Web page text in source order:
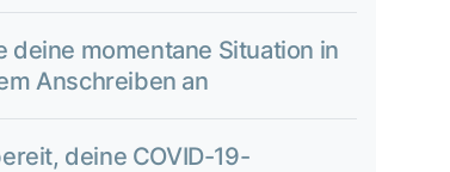
deine momentane Situation in
Anschreiben an
deine COVID-19-